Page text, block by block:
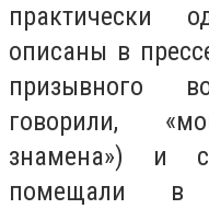
практически
описаны в
призывного
говорили,
знамена») и
помещали в